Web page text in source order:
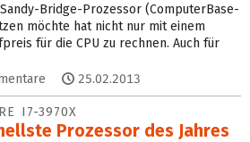
Bridge-Prozessor (ComputerBase-
möchte hat nicht nur mit einem
für die CPU zu rechnen. Auch für
25.02.2013
I7-3970X
Prozessor des Jahres